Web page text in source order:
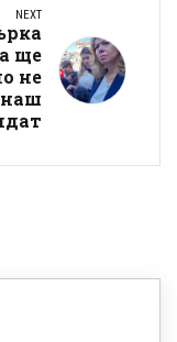
NEXT
ще
не